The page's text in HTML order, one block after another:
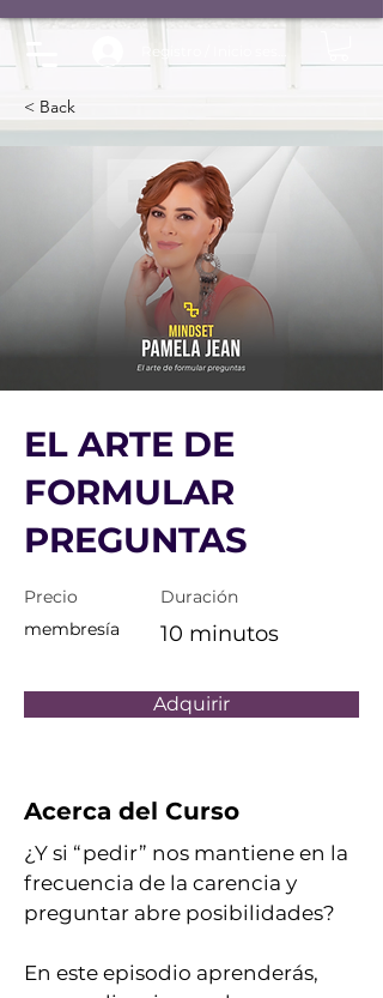
< Back
EL ARTE DE
FORMULAR
PREGUNTAS
Precio
membresía
Duración
10 minutos
Adquirir
Acerca del Curso
¿Y si “pedir” nos mantiene en la
frecuencia de la carencia y
preguntar abre posibilidades?
En este episodio aprenderás,